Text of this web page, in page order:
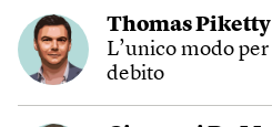
Thomas Piketty
L’unico modo
debito